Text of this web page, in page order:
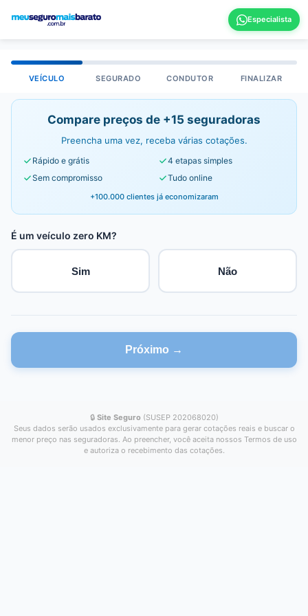
VEÍCULO SEGURADO CONDUTOR FINALIZAR
Compare preços de +15 seguradoras
Preencha uma vez, receba várias cotações.
Rápido e grátis
4 etapas simples
Sem compromisso
Tudo online
+100.000 clientes já economizaram
É um veículo zero KM?
Sim Não
Próximo →
🔒 Site Seguro (SUSEP 202068020)
Seus dados serão usados exclusivamente para gerar cotações reais e buscar o
menor preço nas seguradoras. Ao preencher, você aceita nossos Termos de uso
e autoriza o recebimento das cotações.